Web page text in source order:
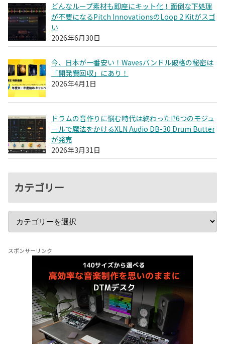
どんなループ素材も即座にキット化！面倒な下処理
が不要になるPitch InnovationsのLoop 2 Kitがスゴ
い
2026年6月30日
今、日本が一番安い！Wavesバンドル破格の秘密は
「開発費回収」にあり！
2026年4月1日
ドラムの音作りに悩む時代は終わった!?6つのモジュ
ールで魔法をかけるXLN Audio DB-30 Drum Butter
が発売
2026年3月31日
カテゴリー
スポンサーリンク